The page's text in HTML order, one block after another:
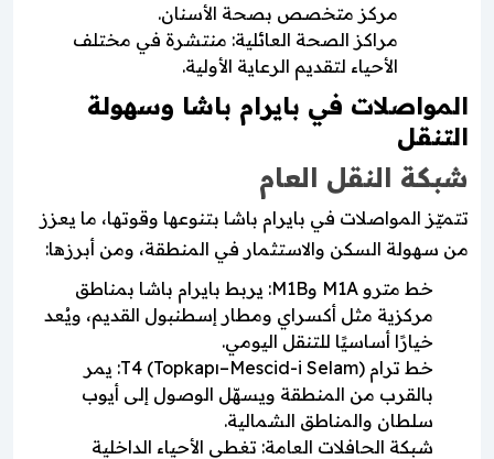
مركز متخصص بصحة الأسنان.
مراكز الصحة العائلية: منتشرة في مختلف
الأحياء لتقديم الرعاية الأولية.
المواصلات في بايرام باشا وسهولة
التنقل
شبكة النقل العام
تتميّز المواصلات في بايرام باشا بتنوعها وقوتها، ما يعزز
من سهولة السكن والاستثمار في المنطقة، ومن أبرزها:
خط مترو M1A وM1B: يربط بايرام باشا بمناطق
مركزية مثل أكسراي ومطار إسطنبول القديم، ويُعد
خيارًا أساسيًا للتنقل اليومي.
خط ترام T4 (Topkapı–Mescid-i Selam): يمر
بالقرب من المنطقة ويسهّل الوصول إلى أيوب
سلطان والمناطق الشمالية.
شبكة الحافلات العامة: تغطي الأحياء الداخلية